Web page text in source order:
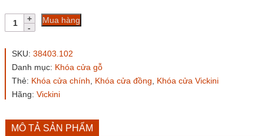
Khóa
cửa
đồng
38403.102
RG
dài
lượng
Mua hàng
SKU: 38403.102
Danh mục: Khóa cửa gỗ
Thẻ: Khóa cửa chính Khóa cửa đồng
Khóa cửa Vickini
Hãng: Vickini
MÔ TẢ SẢN PHẨM